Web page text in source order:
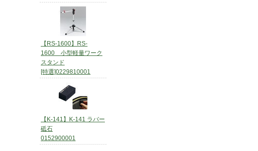
【RS-1600】RS-
1600 小型軽量ワーク
スタンド
[特選]0229810001
【K-141】K-141 ラバー
砥石
0152900001